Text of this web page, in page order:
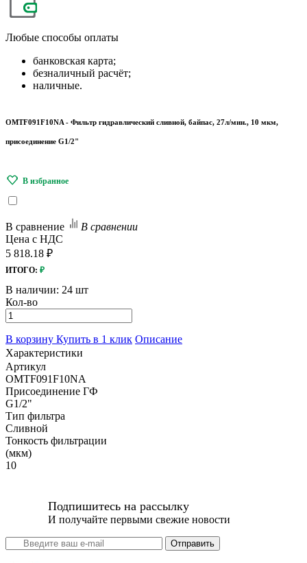
Любые способы оплаты
банковская карта;
безналичный расчёт;
наличные.
OMTF091F10NA - Фильтр гидравлический сливной, байпас, 27л/мин., 10 мкм,
присоединение G1/2"
В сравнение
В сравнении
Цена с НДС
5 818.18 ₽
ИТОГО: ₽
В наличии: 24 шт
Кол-во
В корзину Купить в 1 клик Описание
Характеристики
Артикул
OMTF091F10NA
Присоединение ГФ
G1/2"
Тип фильтра
Сливной
Тонкость фильтрации
(мкм)
10
Подпишитесь на рассылку
И получайте первыми свежие новости
Отправить